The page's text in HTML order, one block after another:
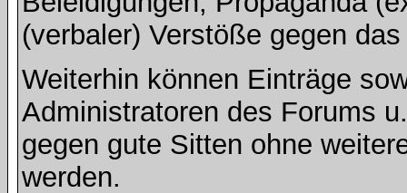
(verbaler) Verstöße gegen
Weiterhin können Einträge
Administratoren des Forums
gegen gute Sitten ohne
werden.